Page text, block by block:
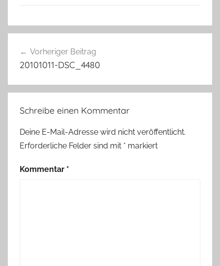
Vorheriger Beitrag
20101011-DSC_4480
Schreibe einen Kommentar
Deine E-Mail-Adresse wird nicht veröffentlicht.
Erforderliche Felder sind mit * markiert
Kommentar *